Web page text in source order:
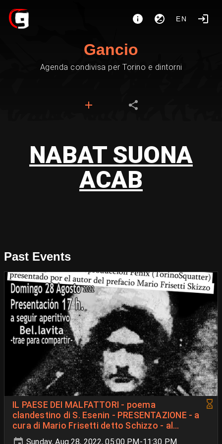
EN
Gancio
Agenda condivisa per Torino e dintorni
NABAT SUONA
ACAB
Past Events
IL PAESE DEI MALFATTORI - poema
clandestino di S. Esenin - PRESENTAZIONE - a
cura di Mario Frisetti detto Schizzo - al
NABAT³
Sunday, Aug 28, 2022, 05:00 PM-11:30 PM